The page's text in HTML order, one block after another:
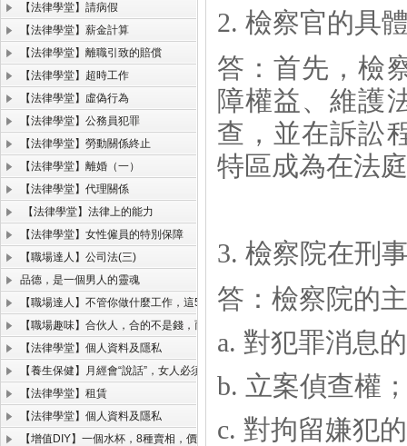
【法律學堂】請病假
【法律學堂】薪金計算
【法律學堂】離職引致的賠償
【法律學堂】超時工作
【法律學堂】虛偽行為
【法律學堂】公務員犯罪
【法律學堂】勞動關係終止
【法律學堂】離婚（一）
【法律學堂】代理關係
【法律學堂】法律上的能力
【法律學堂】女性僱員的特別保障
【職場達人】公司法(三)
品德，是一個男人的靈魂
【職場達人】不管你做什麼工作，這5項能力必須掌握！
【職場趣味】合伙人，合的不是錢，而是人品、格局和規則！
【法律學堂】個人資料及隱私
【養生保健】月經會“說話”，女人必須聽的懂。
【法律學堂】租賃
【法律學堂】個人資料及隱私
【增值DIY】一個水杯，8種賣相，價格翻了一千倍！
2. 檢察官的具
答：首先，檢
障權益、維護
查，並在訴訟
特區成為在法
3. 檢察院在刑
答： 檢察院的
a. 對犯罪消息
b. 立案偵查權
c. 對拘留嫌犯